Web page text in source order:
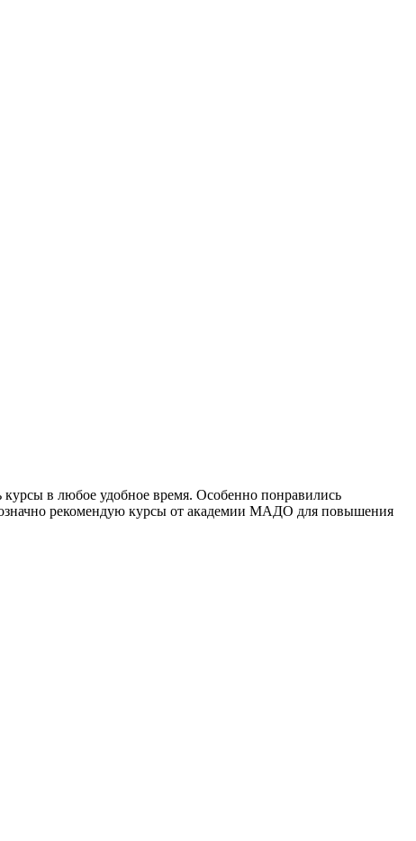
в любое удобное время. Особенно понравились
рекомендую курсы от академии МАДО для повышения